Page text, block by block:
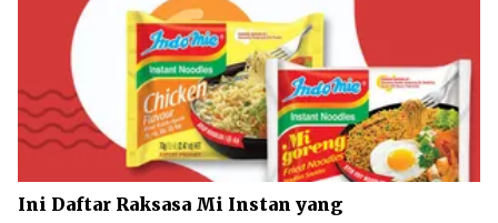
Ini Daftar Raksasa Mi Instan yang